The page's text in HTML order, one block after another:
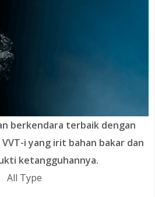
berkendara terbaik dengan
i yang irit bahan bakar dan
ketangguhannya.
All Type